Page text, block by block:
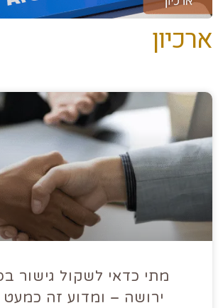
ארכיון
מתי כדאי לשקול גישור
ירושה – ומדוע זה